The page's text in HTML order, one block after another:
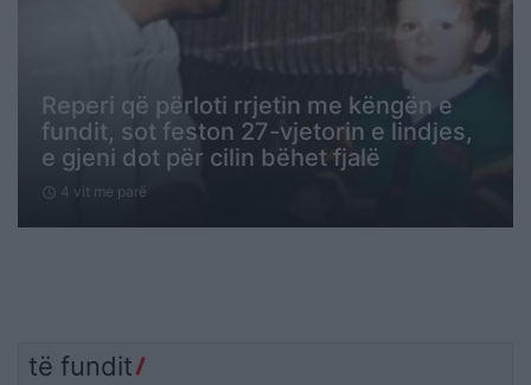
Reperi që përloti rrjetin me këngën e
fundit, sot feston 27-vjetorin e lindjes,
e gjeni dot për cilin bëhet fjalë
schedule 4 vit me parë
të fundit